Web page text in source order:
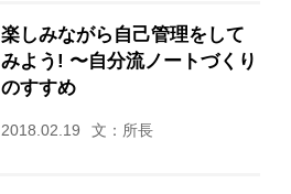
楽しみながら自己管理をして
みよう! 〜自分流ノートづくり
のすすめ
2018.02.19 文：所長